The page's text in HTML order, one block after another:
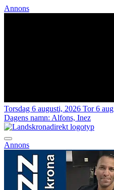
Annons
Torsdag 6 augusti, 2026 Tor 6 aug
Dagens namn: Alfons, Inez
Annons